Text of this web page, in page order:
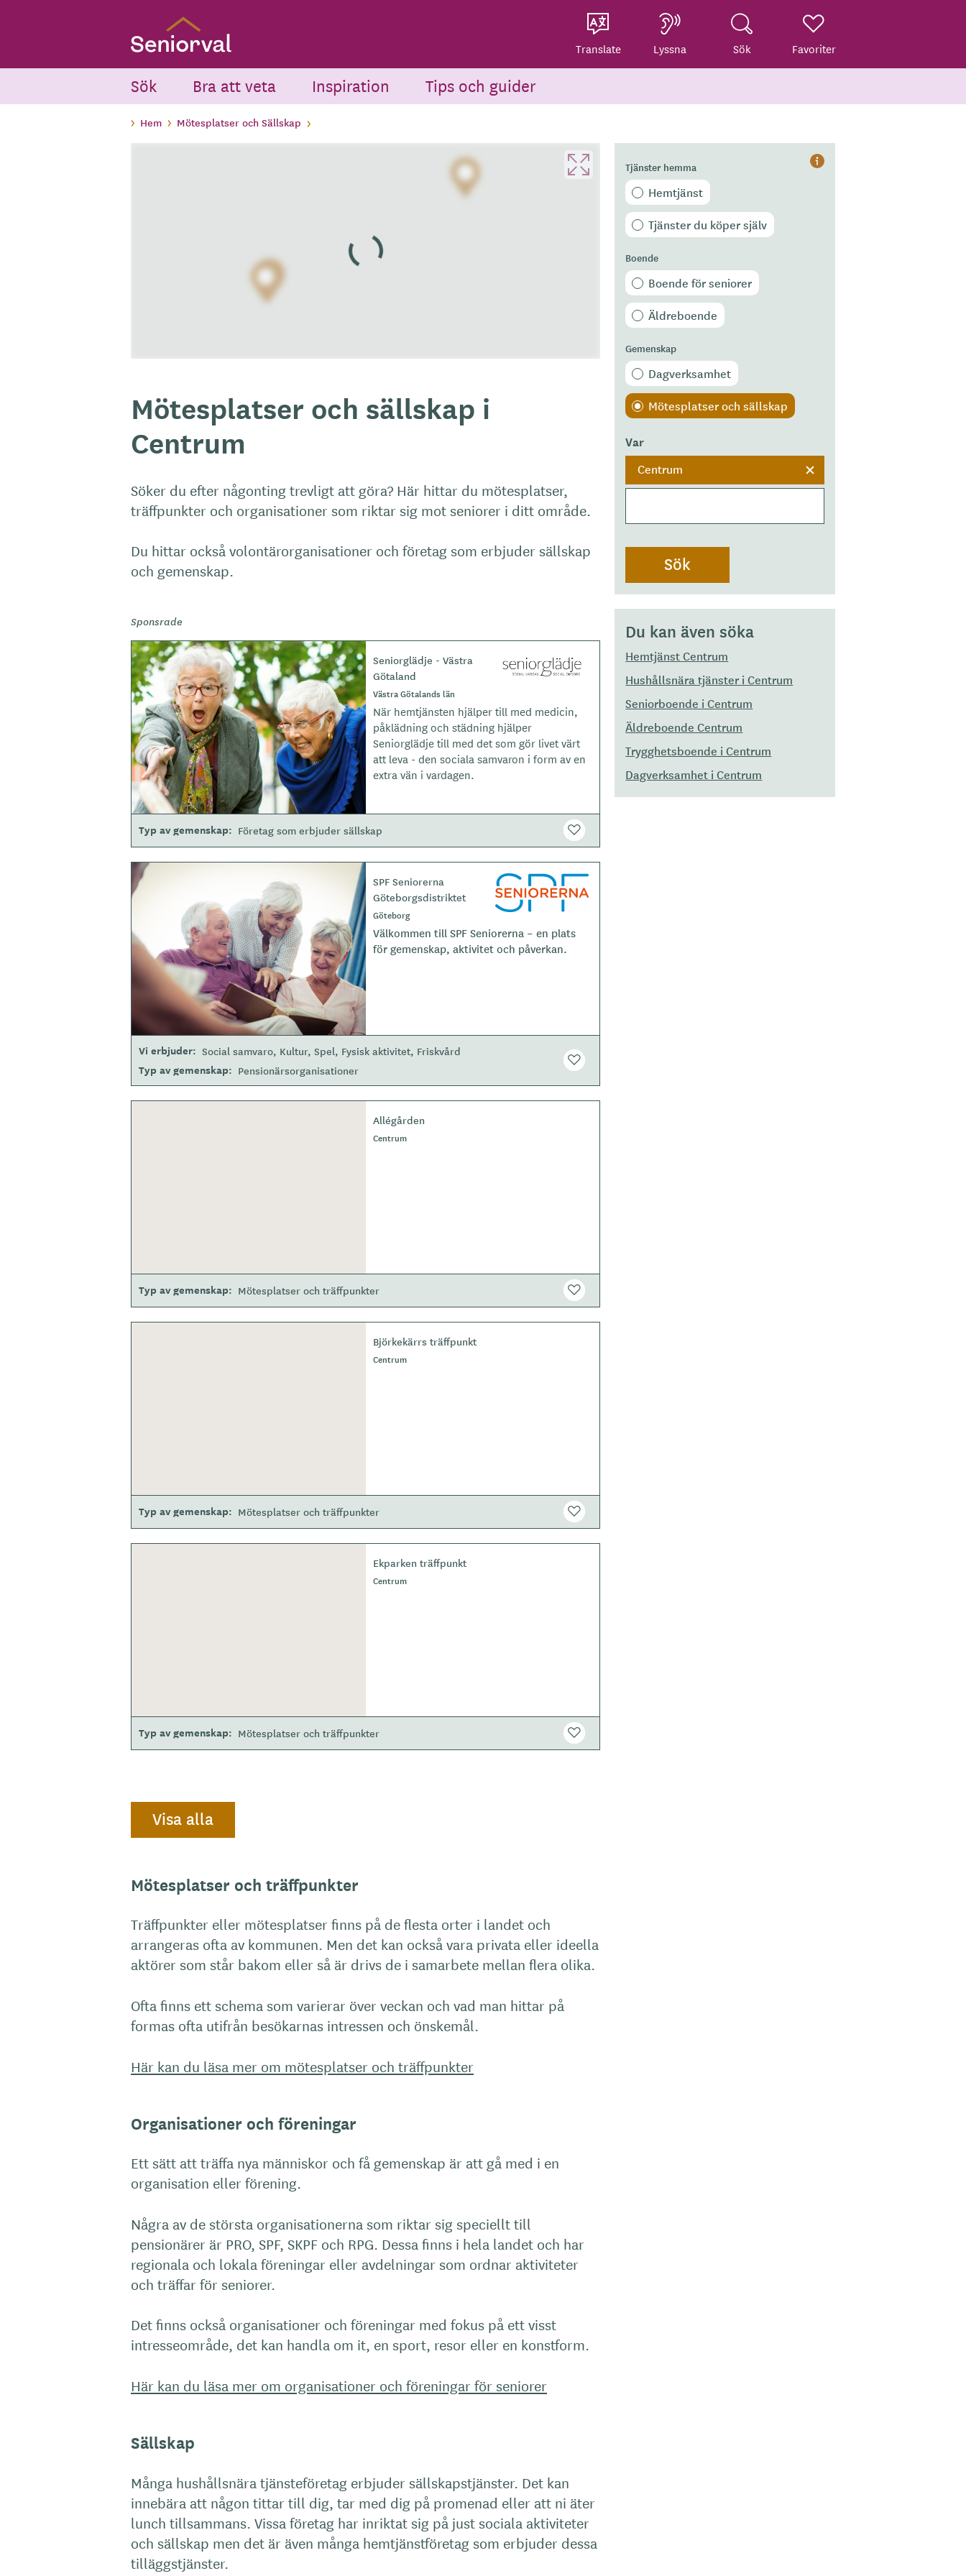
Translate Lyssna Sök Favoriter
Sök Bra att veta Inspiration Tips och guider
Hem Mötesplatser och Sällskap
Hjälp
Tjänster hemma
Hemtjänst
Tjänster du köper själv
Boende
Boende för seniorer
Äldreboende
Gemenskap
Dagverksamhet
Mötesplatser och sällskap
Var
Centrum
Du kan även söka
Hemtjänst Centrum
Hushållsnära tjänster i Centrum
Seniorboende i Centrum
Äldreboende Centrum
Trygghetsboende i Centrum
Dagverksamhet i Centrum
Mötesplatser och sällskap i
Centrum
Söker du efter någonting trevligt att göra? Här hittar du mötesplatser,
träffpunkter och organisationer som riktar sig mot seniorer i ditt område.
Du hittar också volontärorganisationer och företag som erbjuder sällskap
och gemenskap.
Sponsrade
B
i
l
d
e
r
o
t
y
p
Seniorglädje - Västra
Götaland
Västra Götalands län
När hemtjänsten hjälper till med medicin,
påklädning och städning hjälper
Seniorglädje till med det som gör livet värt
att leva - den sociala samvaron i form av en
extra vän i vardagen.
Typ av gemenskap Företag som erbjuder sällskap
B
l
e
r
L
o
g
o
t
SPF Seniorerna
Göteborgsdistriktet
Göteborg
Välkommen till SPF Seniorerna – en plats
för gemenskap, aktivitet och påverkan.
Vi erbjuder Social samvaro Kultur Spel Fysisk aktivitet Friskvård
Typ av gemenskap Pensionärsorganisationer
Allégården
Centrum
Typ av gemenskap Mötesplatser och träffpunkter
Björkekärrs träffpunkt
Centrum
Typ av gemenskap Mötesplatser och träffpunkter
Ekparken träffpunkt
Centrum
Typ av gemenskap Mötesplatser och träffpunkter
Visa alla
Mötesplatser och träffpunkter
Träffpunkter eller mötesplatser finns på de flesta orter i landet och
arrangeras ofta av kommunen. Men det kan också vara privata eller ideella
aktörer som står bakom eller så är drivs de i samarbete mellan flera olika.
Ofta finns ett schema som varierar över veckan och vad man hittar på
formas ofta utifrån besökarnas intressen och önskemål.
Här kan du läsa mer om mötesplatser och träffpunkter
Organisationer och föreningar
Ett sätt att träffa nya människor och få gemenskap är att gå med i en
organisation eller förening.
Några av de största organisationerna som riktar sig speciellt till
pensionärer är PRO, SPF, SKPF och RPG. Dessa finns i hela landet och har
regionala och lokala föreningar eller avdelningar som ordnar aktiviteter
och träffar för seniorer.
Det finns också organisationer och föreningar med fokus på ett visst
intresseområde, det kan handla om it, en sport, resor eller en konstform.
Här kan du läsa mer om organisationer och föreningar för seniorer
Sällskap
Många hushållsnära tjänsteföretag erbjuder sällskapstjänster. Det kan
innebära att någon tittar till dig, tar med dig på promenad eller att ni äter
lunch tillsammans. Vissa företag har inriktat sig på just sociala aktiviteter
och sällskap men det är även många hemtjänstföretag som erbjuder dessa
tilläggstjänster.